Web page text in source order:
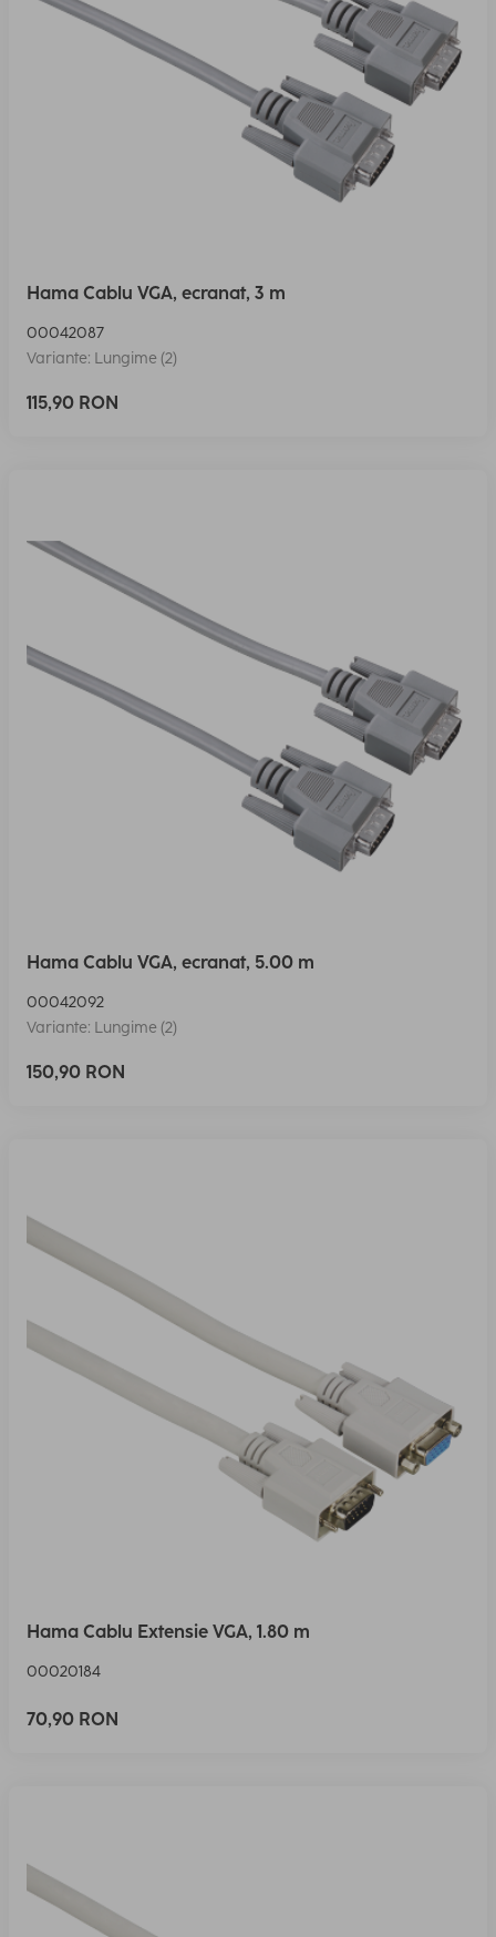
Hama Cablu VGA, ecranat, 3 m
00042087
Variante: Lungime (2)
115,90 RON
Hama Cablu VGA, ecranat, 5.00 m
00042092
Variante: Lungime (2)
150,90 RON
Hama Cablu Extensie VGA, 1.80 m
00020184
70,90 RON